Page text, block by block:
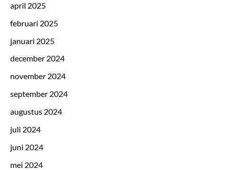
april 2025
februari 2025
januari 2025
december 2024
november 2024
september 2024
augustus 2024
juli 2024
juni 2024
mei 2024